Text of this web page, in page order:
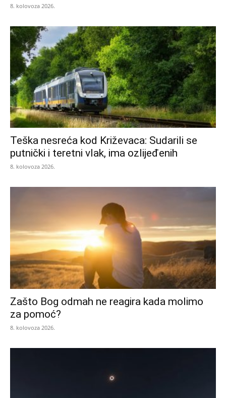
8. kolovoza 2026.
Teška nesreća kod Križevaca: Sudarili se
putnički i teretni vlak, ima ozlijeđenih
8. kolovoza 2026.
Zašto Bog odmah ne reagira kada molimo
za pomoć?
8. kolovoza 2026.